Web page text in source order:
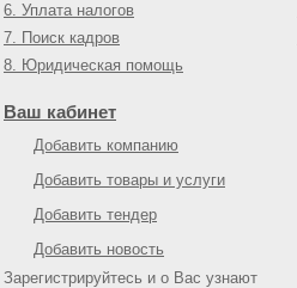
6. Уплата налогов
7. Поиск кадров
8. Юридическая помощь
Ваш кабинет
Добавить компанию
Добавить товары и услуги
Добавить тендер
Добавить новость
Зарегистрируйтесь и о Вас узнают